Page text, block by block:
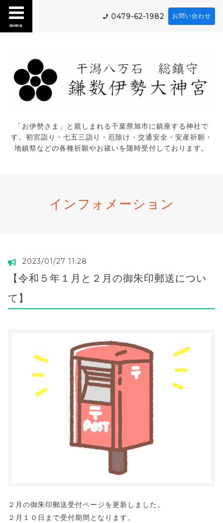
menu
0479-62-1982 お問い合わせ
「お伊勢さま」と親しまれる千葉県旭市に鎮座する神社で
す。初宮詣り・七五三詣り・厄除け・交通安全・安産祈願・
地鎮祭などの各種祈願やお祓いを随時受付しております。
インフォメーション
2023/01/27 11:28
【令和５年１月と２月の御朱印郵送につい
て】
２月の御朱印郵送受付ページを更新しました。
２月１０日まで受付期間となります。